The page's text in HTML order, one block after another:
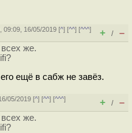
09:09, 16/05/2019 [^] [^^] [^^^]
+ / –
же.
ещё в сабж не завёз.
05/2019 [^] [^^] [^^^]
+ / –
же.